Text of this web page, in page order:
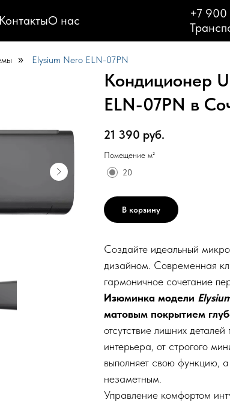
КонтактыО нас
+7
» Elysium Nero ELN-07PN
Кондиционер
ELN-07PN в
21 390 руб.
Помещение м²
20
В корзину
Создайте идеальный
дизайном. Современная
гармоничное сочетание
Изюминка модели
матовым покрытием
отсутствие лишних
интерьера, от строгого
выполняет свою функцию,
незаметным.
Управление комфортом